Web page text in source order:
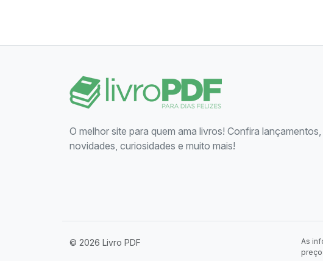
O melhor site para quem ama livros! Confira lançamentos,
novidades, curiosidades e muito mais!
© 2026 Livro PDF
As